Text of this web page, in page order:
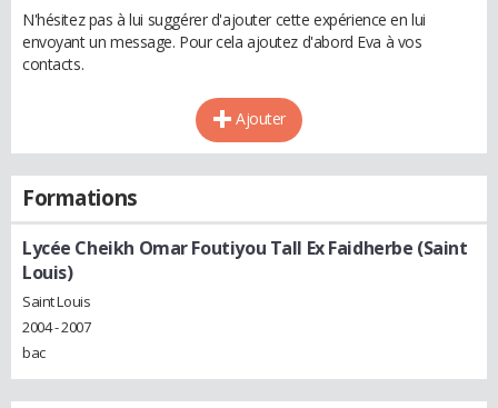
N'hésitez pas à lui suggérer d'ajouter cette expérience en lui
envoyant un message. Pour cela ajoutez d'abord Eva à vos
contacts.
Ajouter
Formations
Lycée Cheikh Omar Foutiyou Tall Ex Faidherbe (Saint
Louis)
Saint Louis
2004 - 2007
bac